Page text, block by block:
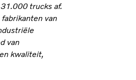
trucks af.
van
van
kwaliteit,